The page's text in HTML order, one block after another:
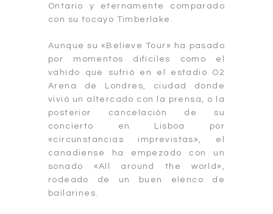
Ontario y eternamente comparado
con su tocayo Timberlake.
Aunque su «Believe Tour» ha pasado
por momentos difíciles como el
vahído que sufrió en el estadio O2
Arena de Londres, ciudad donde
vivió un altercado con la prensa, o la
posterior cancelación de su
concierto en Lisboa por
«circunstancias imprevistas», el
canadiense ha empezado con un
sonado «All around the world»,
rodeado de un buen elenco de
bailarines.